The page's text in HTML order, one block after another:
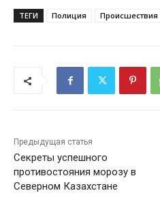
ТЕГИ Полиция Происшествия
Предыдущая статья
Секреты успешного
противостояния морозу в
Северном Казахстане